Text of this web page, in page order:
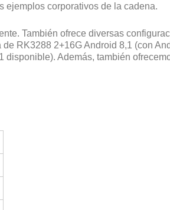
ejemplos corporativos de la cadena.
También ofrece diversas
RK3288 2+16G Android 8,1 (con
disponible). Además, también